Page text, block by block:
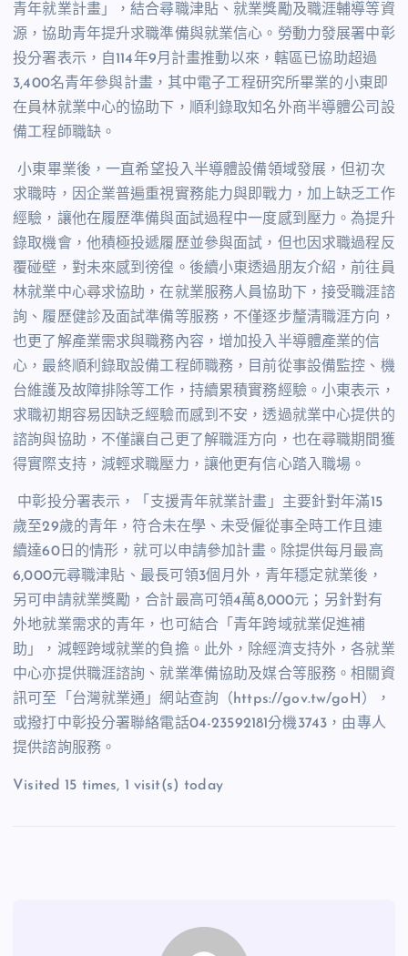
青年就業計畫」，結合尋職津貼、就業獎勵及職涯輔導等資
源，協助青年提升求職準備與就業信心。勞動力發展署中彰
投分署表示，自 114年9月計畫推動以來，轄區已協助超過
3,400名青年參與計畫，其中電子工程研究所畢業的小東即
在員林就業中心的協助下，順利錄取知名外商半導體公司設
備工程師職缺。
小東畢業後，一直希望投入半導體設備領域發展，但初次
求職時，因企業普遍重視實務能力與即戰力，加上缺乏工作
經驗，讓他在履歷準備與面試過程中一度感到壓力。為提升
錄取機會，他積極投遞履歷並參與面試，但也因求職過程反
覆碰壁，對未來感到徬徨。後續小東透過朋友介紹，前往員
林就業中心尋求協助，在就業服務人員協助下，接受職涯諮
詢、履歷健診及面試準備等服務，不僅逐步釐清職涯方向，
也更了解產業需求與職務內容，增加投入半導體產業的信
心，最終順利錄取設備工程師職務，目前從事設備監控、機
台維護及故障排除等工作，持續累積實務經驗。小東表示，
求職初期容易因缺乏經驗而感到不安，透過就業中心提供的
諮詢與協助，不僅讓自己更了解職涯方向，也在尋職期間獲
得實際支持，減輕求職壓力，讓他更有信心踏入職場。
中彰投分署表示，「支援青年就業計畫」主要針對年滿15
歲至29歲的青年，符合未在學、未受僱從事全時工作且連
續達60日的情形，就可以申請參加計畫。除提供每月最高
6,000元尋職津貼、最長可領3個月外，青年穩定就業後，
另可申請就業獎勵，合計最高可領4萬8,000元；另針對有
外地就業需求的青年，也可結合「青年跨域就業促進補
助」，減輕跨域就業的負擔。此外，除經濟支持外，各就業
中心亦提供職涯諮詢、就業準備協助及媒合等服務。相關資
訊可至「台灣就業通」網站查詢（ https://gov.tw/goH ），
或撥打中彰投分署聯絡電話04-23592181分機3743 ，由專人
提供諮詢服務。
Visited 15 times, 1 visit(s) today